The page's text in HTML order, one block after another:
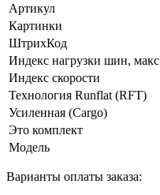
Артикул
Картинки
ШтрихКод
Индекс нагрузки шин, макс
Индекс скорости
Технология Runflat (RFT)
Усиленная (Cargo)
Это комплект
Модель
Варианты оплаты заказа: